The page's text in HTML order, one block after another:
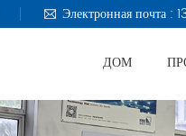
Электронная почта
ДОМ